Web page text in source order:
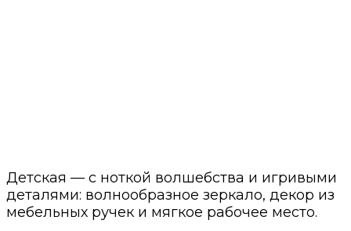
Детская — с ноткой волшебства и игривыми
деталями: волнообразное зеркало, декор из
мебельных ручек и мягкое рабочее место.